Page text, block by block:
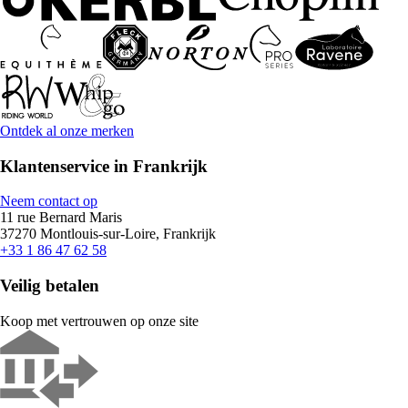
Ontdek al onze merken
Klantenservice in Frankrijk
Neem contact op
11 rue Bernard Maris
37270 Montlouis-sur-Loire, Frankrijk
+33 1 86 47 62 58
Veilig betalen
Koop met vertrouwen op onze site